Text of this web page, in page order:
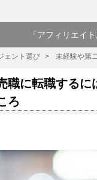
「アフィリエイ
ェント選び 未経験や第
職に転職する
ろ